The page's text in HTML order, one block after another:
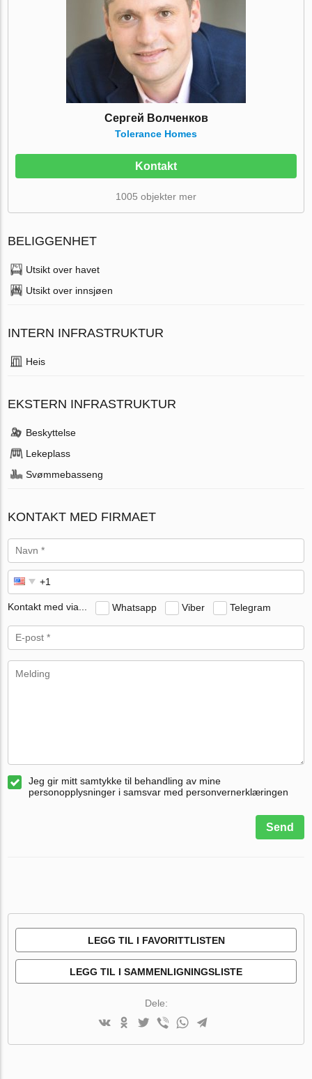
Сергей Волченков
Tolerance Homes
Kontakt
1005 objekter mer
BELIGGENHET
Utsikt over havet
Utsikt over innsjøen
INTERN INFRASTRUKTUR
Heis
EKSTERN INFRASTRUKTUR
Beskyttelse
Lekeplass
Svømmebasseng
KONTAKT MED FIRMAET
Kontakt med via... Whatsapp Viber Telegram
Jeg gir mitt samtykke til behandling av mine
personopplysninger i samsvar med personvernerklæringen
Send
LEGG TIL I FAVORITTLISTEN
LEGG TIL I SAMMENLIGNINGSLISTE
Dele: